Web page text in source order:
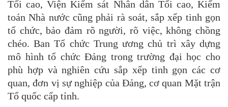
Tối cao, Viện Kiểm sát Nhân dân Tối cao, Kiểm
toán Nhà nước cũng phải rà soát, sắp xếp tinh gọn
tổ chức, bảo đảm rõ người, rõ việc, không chồng
chéo. Ban Tổ chức Trung ương chủ trì xây dựng
mô hình tổ chức Đảng trong trường đại học cho
phù hợp và nghiên cứu sắp xếp tinh gọn các cơ
quan, đơn vị sự nghiệp của Đảng, cơ quan Mặt trận
Tổ quốc cấp tỉnh.